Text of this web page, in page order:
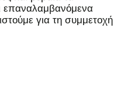
επαναλαμβανόμενα
για τη συμμετοχή